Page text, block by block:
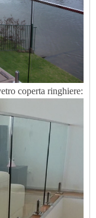
coperta ringhiere: